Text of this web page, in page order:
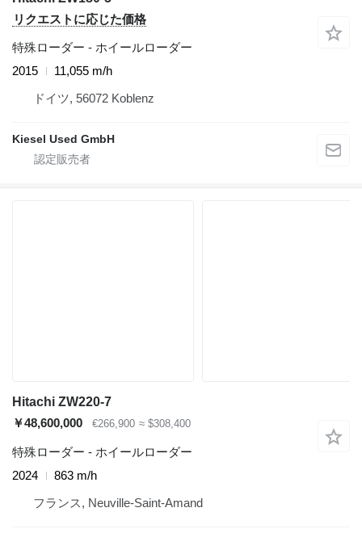
リクエストに応じた価格
特殊ローダー - ホイールローダー
2015
11,055 m/h
ドイツ, 56072 Koblenz
Kiesel Used GmbH
Hitachi ZW220-7
￥48,600,000
€266,900 ≈ $308,400
特殊ローダー - ホイールローダー
2024
863 m/h
フランス, Neuville-Saint-Amand